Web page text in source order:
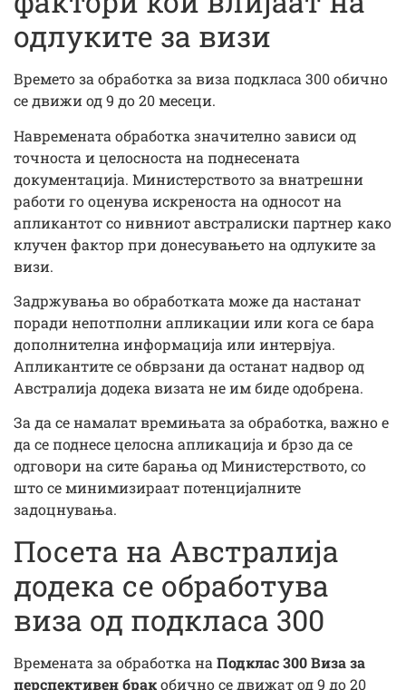
одлуките за визи
Времето за обработка за виза подкласа 300 обично
се движи од 9 до 20 месеци.
Навремената обработка значително зависи од
точноста и целосноста на поднесената
документација. Министерството за внатрешни
работи го оценува искреноста на односот на
апликантот со нивниот австралиски партнер како
клучен фактор при донесувањето на одлуките за
визи.
Задржувања во обработката може да настанат
поради непотполни апликации или кога се бара
дополнителна информација или интервјуа.
Апликантите се обврзани да останат надвор од
Австралија додека визата не им биде одобрена.
За да се намалат времињата за обработка, важно е
да се поднесе целосна апликација и брзо да се
одговори на сите барања од Министерството, со
што се минимизираат потенцијалните
задоцнувања.
Посета на Австралија
додека се обработува
виза од подкласа 300
Времената за обработка на Подклас 300 Виза за
перспективен бракобично се движат од 9 до 20